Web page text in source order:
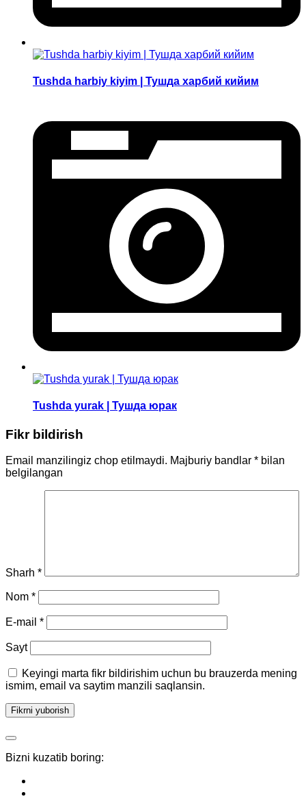
Tushda harbiy kiyim | Тушда харбий кийим
Tushda yurak | Тушда юрак
Fikr bildirish
Email manzilingiz chop etilmaydi. Majburiy bandlar * bilan
belgilangan
Sharh *
Nom *
E-mail *
Sayt
Keyingi marta fikr bildirishim uchun bu brauzerda mening
ismim, email va saytim manzili saqlansin.
Bizni kuzatib boring: